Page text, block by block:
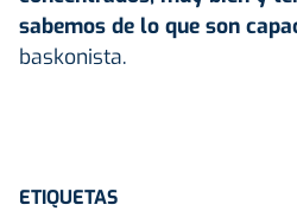
sabemos de lo que son
baskonista.
ETIQUETAS